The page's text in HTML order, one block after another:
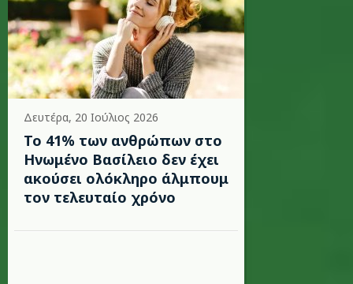
Δευτέρα, 20 Ιούλιος 2026
Το 41% των ανθρώπων στο
Ηνωμένο Βασίλειο δεν έχει
ακούσει ολόκληρο άλμπουμ
τον τελευταίο χρόνο